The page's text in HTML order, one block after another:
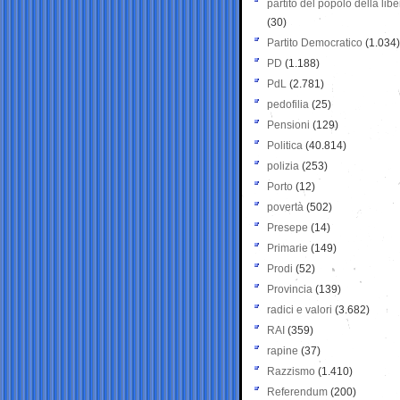
partito del popolo della
(30)
Partito Democratico (1.034)
PD (1.188)
PdL (2.781)
pedofilia (25)
Pensioni (129)
Politica (40.814)
polizia (253)
Porto (12)
povertà (502)
Presepe (14)
Primarie (149)
Prodi (52)
Provincia (139)
radici e valori (3.682)
RAI (359)
rapine (37)
Razzismo (1.410)
Referendum (200)